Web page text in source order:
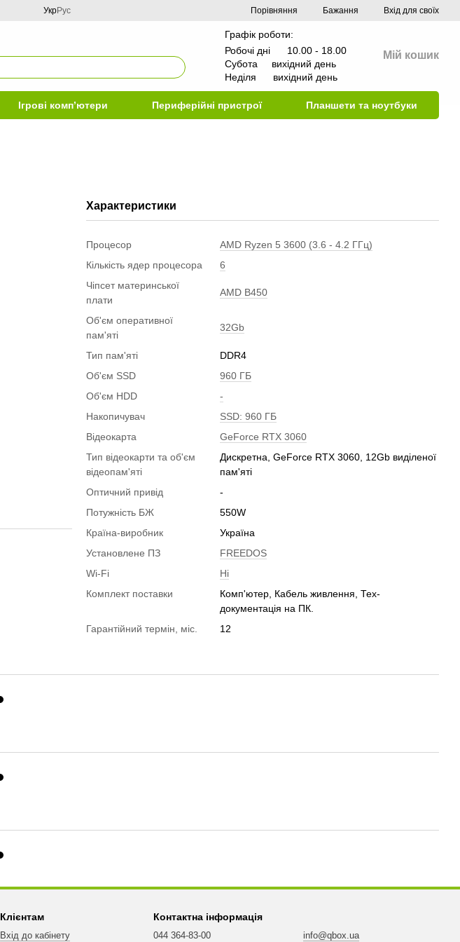
УкрРус Порівняння Бажання Вхід для своїх
Графік роботи:
Робочі дні 10.00 - 18.00
Субота вихідний день
Неділя вихідний день
Мій кошик
Ігрові комп’ютери Периферійні пристрої Планшети та ноутбуки
Характеристики
Процесор
AMD Ryzen 5 3600 (3.6 - 4.2 ГГц)
Кількість ядер процесора
6
Чіпсет материнської
плати
AMD B450
Об'єм оперативної
пам'яті
32Gb
Тип пам'яті
DDR4
Об'єм SSD
960 ГБ
Об'єм HDD
-
Накопичувач
SSD: 960 ГБ
Відеокарта
GeForce RTX 3060
Тип відеокарти та об'єм
відеопам'яті
Дискретна, GeForce RTX 3060, 12Gb виділеної
пам'яті
Оптичний привід
-
Потужність БЖ
550W
Країна-виробник
Україна
Установлене ПЗ
FREEDOS
Wi-Fi
Ні
Комплект поставки
Комп'ютер, Кабель живлення, Тех-
документація на ПК.
Гарантійний термін, міс.
12
Клієнтам
Вхід до кабінету
Контактна інформація
044 364-83-00 info@qbox.ua